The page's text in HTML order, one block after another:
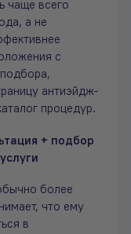
чаще всего
а не
с
антиэйдж-
процедур.
+ подбор
более
что ему
в